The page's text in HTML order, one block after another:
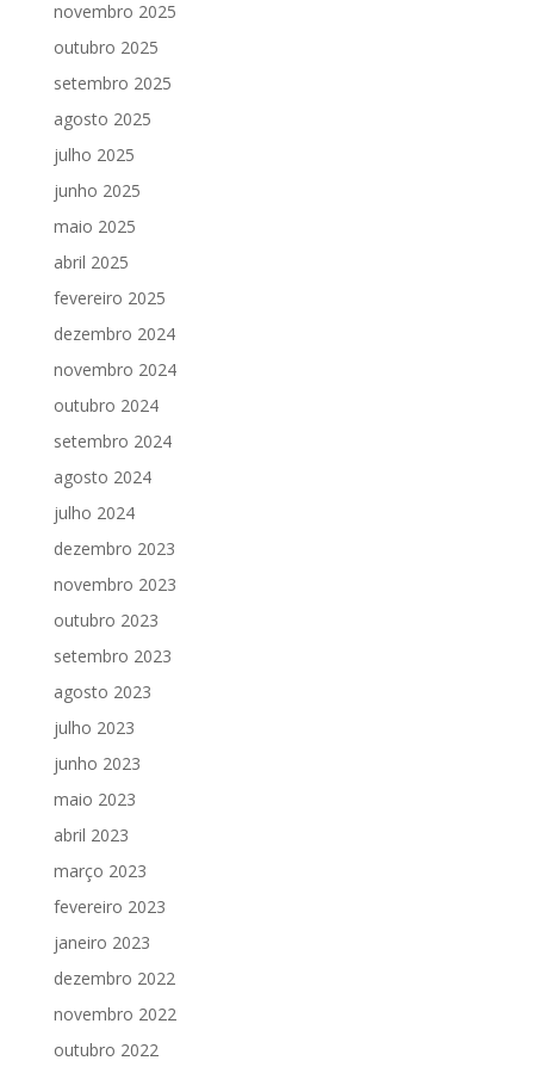
novembro 2025
outubro 2025
setembro 2025
agosto 2025
julho 2025
junho 2025
maio 2025
abril 2025
fevereiro 2025
dezembro 2024
novembro 2024
outubro 2024
setembro 2024
agosto 2024
julho 2024
dezembro 2023
novembro 2023
outubro 2023
setembro 2023
agosto 2023
julho 2023
junho 2023
maio 2023
abril 2023
março 2023
fevereiro 2023
janeiro 2023
dezembro 2022
novembro 2022
outubro 2022